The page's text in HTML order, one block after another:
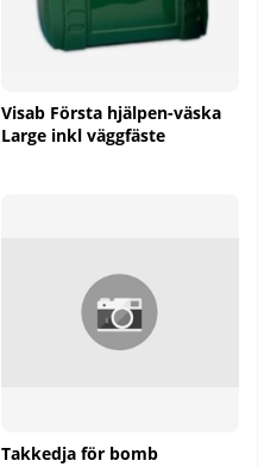
Visab Första hjälpen-väska
Large inkl väggfäste
Takkedja för bomb